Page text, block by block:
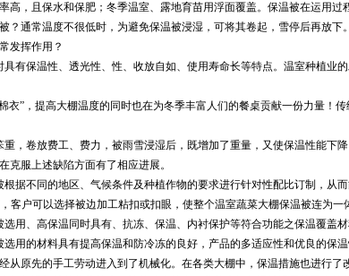
高，且保水和保肥；冬季温室、露地育苗用浮面覆盖。保温被在运用过
？通常温度不很低时，为避免保温被浸湿，可将其卷起，雪停后再放下。
发挥作用？
保温性、透光性、性、收放自如、使用寿命长等特点。温室种植业
”，提高大棚温度的同时也在为冬季丰富人们的餐桌贡献一份力量！传
卷放费工、费力，被雨雪浸湿后，既增加了重量，又使保温性能下
克服上述缺陷方面有了相应进展。
不同的地区、气候条件及种植作物的要求进行针对性配比订制，从而
户可以选择被边加工粘扣或扣眼，使整个温室蔬菜大棚保温被连为一
、高保温同时具有、抗冻、保温、内衬保护等符合功能之保温覆盖材
的材料具有提高保温和防冷冻的良好，产品的多适应性和优良的保温
原先的手工劳动进入到了机械化。在各类大棚中，保温措施也进行了